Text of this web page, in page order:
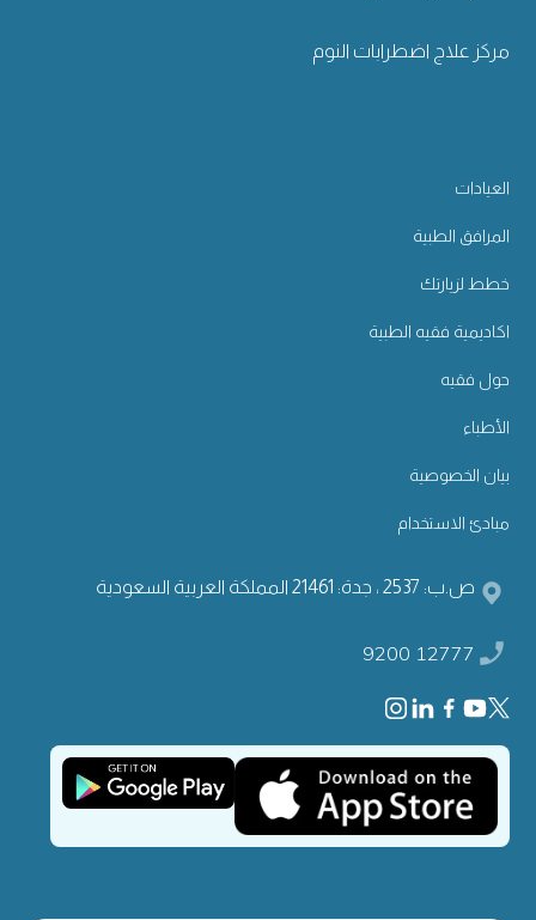
مركز علاج اضطرابات النوم
العيادات
المرافق الطبية
خطط لزيارتك
اكاديمية فقيه الطبية
حول فقيه
الأطباء
بيان الخصوصية
مبادئ الاستخدام
ص.ب: 2537 ، جدة: 21461 المملكة العربية السعودية
9200 12777